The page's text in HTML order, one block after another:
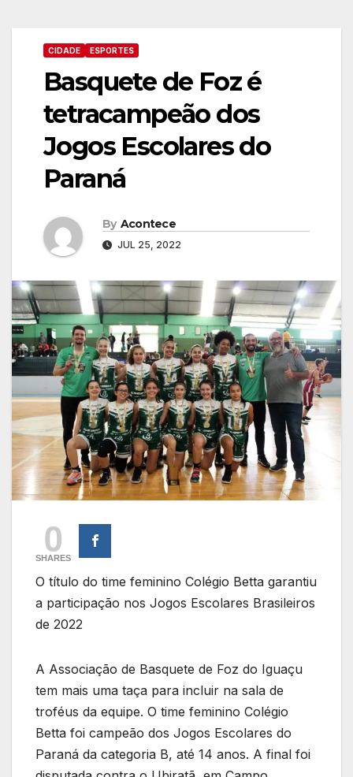
CIDADE ESPORTES
Basquete de Foz é
tetracampeão dos
Jogos Escolares do
Paraná
By Acontece
JUL 25, 2022
0
SHARES
O título do time feminino Colégio Betta garantiu
a participação nos Jogos Escolares Brasileiros
de 2022
A Associação de Basquete de Foz do Iguaçu
tem mais uma taça para incluir na sala de
troféus da equipe. O time feminino Colégio
Betta foi campeão dos Jogos Escolares do
Paraná da categoria B, até 14 anos. A final foi